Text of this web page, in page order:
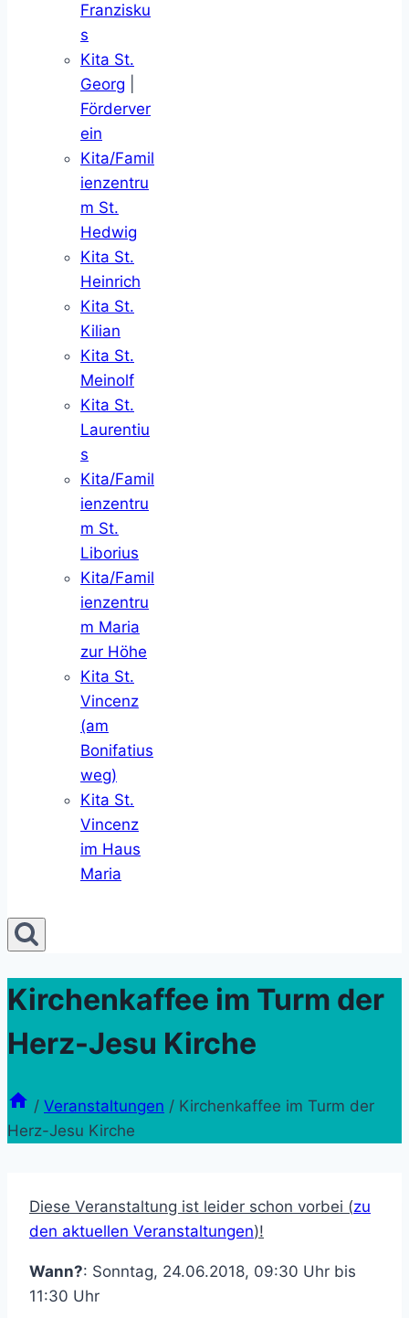
Franzisku
s
Kita St.
Georg
Förderver
ein
Kita/Famil
ienzentru
m St.
Hedwig
Kita St.
Heinrich
Kita St.
Kilian
Kita St.
Meinolf
Kita St.
Laurentiu
s
Kita/Famil
ienzentru
m St.
Liborius
Kita/Famil
ienzentru
m Maria
zur Höhe
Kita St.
Vincenz
(am
Bonifatius
weg)
Kita St.
Vincenz
im Haus
Maria
Kirchenkaffee im Turm der
Herz-Jesu Kirche
/ Veranstaltungen / Kirchenkaffee im Turm der
Herz-Jesu Kirche
Diese Veranstaltung ist leider schon vorbei (zu
den aktuellen Veranstaltungen)!
Wann?: Sonntag, 24.06.2018, 09:30 Uhr bis
11:30 Uhr